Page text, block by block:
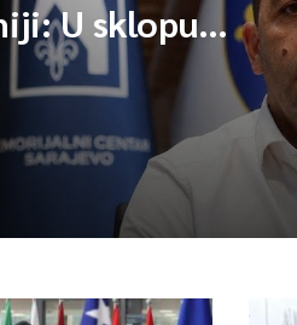
U sklopu
„Odbrana BiH –
odana počast